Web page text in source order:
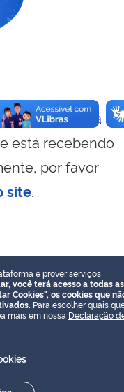
visualizar essa
está recebendo
por favor
site.
e prover serviços
você terá acesso a todas as
Cookies", os cookies que
Para escolher quais
mais em nossa Declaração